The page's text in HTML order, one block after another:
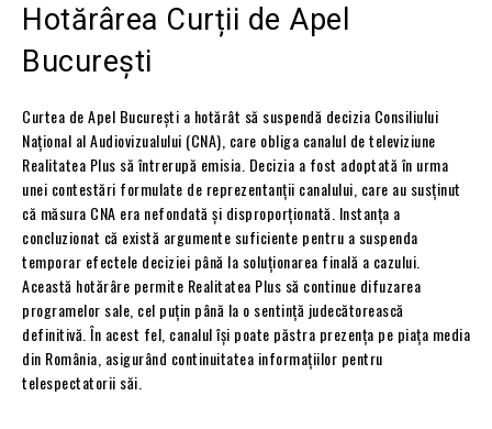
Hotărârea Curții de Apel
București
Curtea de Apel București a hotărât să suspendă decizia Consiliului
Național al Audiovizualului (CNA), care obliga canalul de televiziune
Realitatea Plus să întrerupă emisia. Decizia a fost adoptată în urma
unei contestări formulate de reprezentanții canalului, care au susținut
că măsura CNA era nefondată și disproporționată. Instanța a
concluzionat că există argumente suficiente pentru a suspenda
temporar efectele deciziei până la soluționarea finală a cazului.
Această hotărâre permite Realitatea Plus să continue difuzarea
programelor sale, cel puțin până la o sentință judecătorească
definitivă. În acest fel, canalul își poate păstra prezența pe piața media
din România, asigurând continuitatea informațiilor pentru
telespectatorii săi.